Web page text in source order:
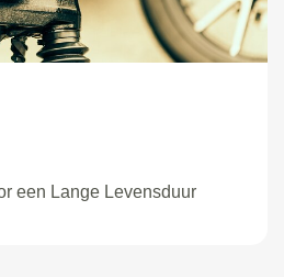
een Lange Levensduur